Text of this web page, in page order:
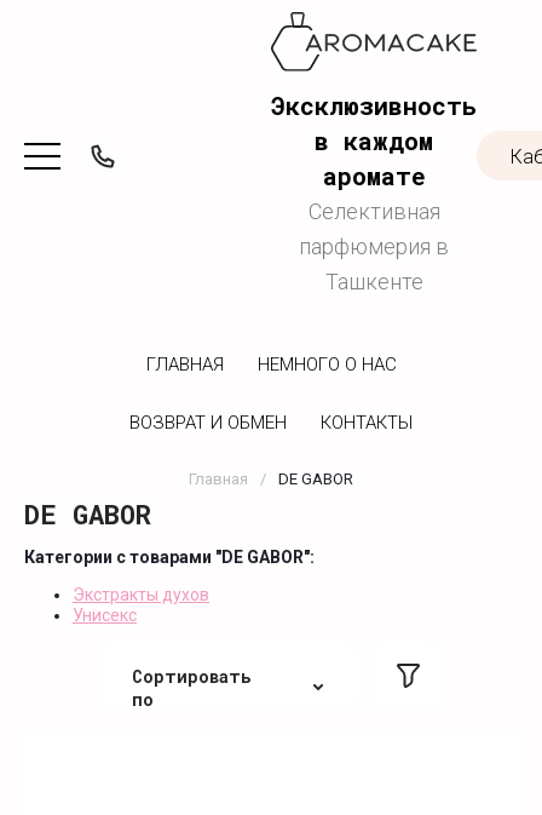
Эксклюзивность
в каждом
аромате
Селективная
парфюмерия в
Ташкенте
ГЛАВНАЯ НЕМНОГО О НАС
ВОЗВРАТ И ОБМЕН КОНТАКТЫ
Главная / DE GABOR
DE GABOR
Категории с товарами "DE GABOR":
Экстракты духов
Унисекс
Сортировать
по